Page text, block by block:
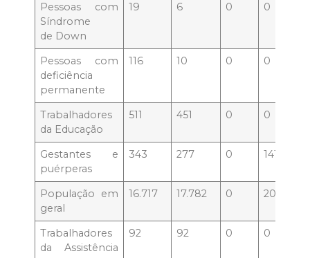
Pessoas com
Síndrome
de Down
19 6 0 0
Pessoas com
deficiência
permanente
116 10 0 0
Trabalhadores
da Educação
511 451 0 0
Gestantes e
puérperas
343 277 0 141
População em
geral
16.717 17.782 0 20.625
Trabalhadores
da Assistência
92 92 0 0